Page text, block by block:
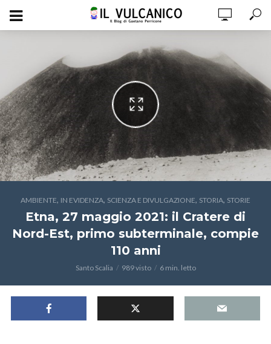
AMBIENTE, IN EVIDENZA, SCIENZA E DIVULGAZIONE, STORIA, STORIE
Etna, 27 maggio 2021: il Cratere di
Nord-Est, primo subterminale, compie
110 anni
Santo Scalia 989 visto 6 min. letto